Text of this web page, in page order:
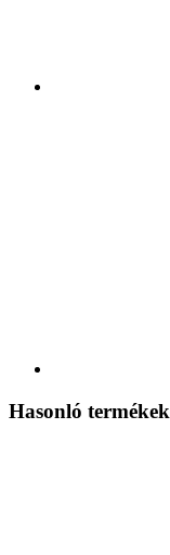
Hasonló termékek